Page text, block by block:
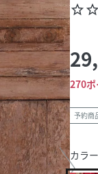
star_borderstar_border
270ポ
予約商
カラ